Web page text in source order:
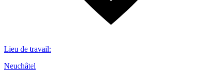
Lieu de travail:
Neuchâtel